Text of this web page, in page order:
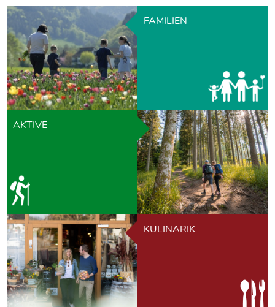
FAMILIEN
AKTIVE
KULINARIK